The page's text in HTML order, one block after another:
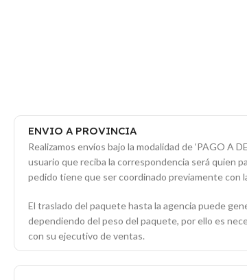
ENVIO A PROVINCIA
Realizamos envíos bajo la modalidad de ‘PAGO A
usuario que reciba la correspondencia será quien
pedido tiene que ser coordinado previamente con
El traslado del paquete hasta la agencia puede
dependiendo del peso del paquete, por ello es
con su ejecutivo de ventas.